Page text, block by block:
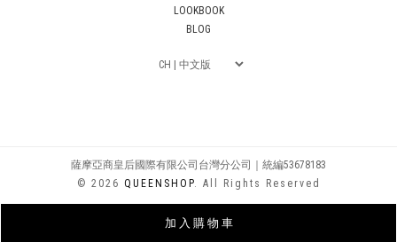
加 入 購 物 車
LOOKBOOK
BLOG
薩摩亞商皇后國際有限公司台灣分公司｜統編53678183
© 2026 QUEENSHOP. All Rights Reserved